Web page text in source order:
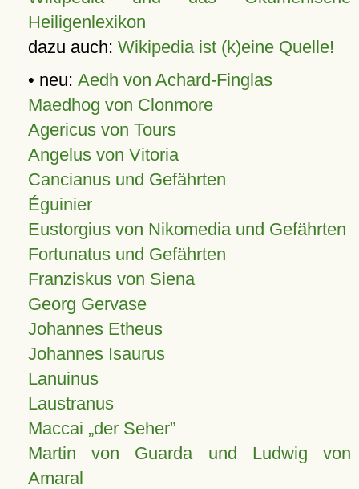
Heiligenlexikon
dazu auch: Wikipedia ist (k)eine Quelle!
• neu: Aedh von Achard-Finglas
Maedhog von Clonmore
Agericus von Tours
Angelus von Vitoria
Cancianus und Gefährten
Éguinier
Eustorgius von Nikomedia und Gefährten
Fortunatus und Gefährten
Franziskus von Siena
Georg Gervase
Johannes Etheus
Johannes Isaurus
Lanuinus
Laustranus
Maccai „der Seher”
Martin von Guarda und Ludwig von
Amaral